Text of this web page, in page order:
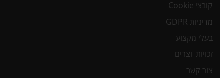
קובצי Cookie
מדיניות GDPR
בעלי מקצוע
זכויות יוצרים
צור קשר